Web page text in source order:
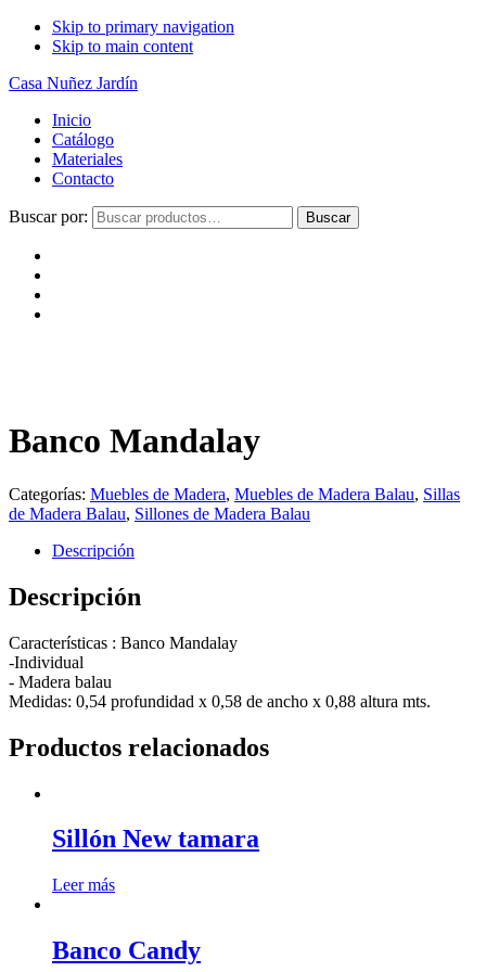
Skip to primary navigation
Skip to main content
Casa Nuñez Jardín
Inicio
Catálogo
Materiales
Contacto
Buscar por: Buscar
Banco Mandalay
Categorías: Muebles de Madera, Muebles de Madera Balau, Sillas
de Madera Balau, Sillones de Madera Balau
Descripción
Descripción
Características : Banco Mandalay
-Individual
- Madera balau
Medidas: 0,54 profundidad x 0,58 de ancho x 0,88 altura mts.
Productos relacionados
Sillón New tamara
Leer más
Banco Candy